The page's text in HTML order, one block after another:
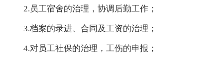
2.员工宿舍的治理，协调后勤工作；
3.档案的录进、合同及工资的治理；
4.对员工社保的治理，工伤的申报；